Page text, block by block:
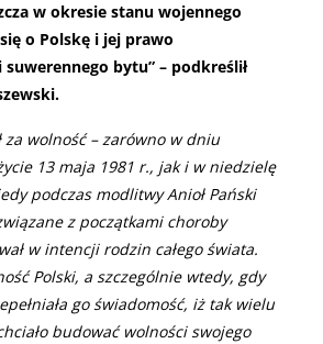
w okresie stanu wojennego
o Polskę i jej prawo
suwerennego bytu” – podkreślił
za wolność – zarówno w dniu
13 maja 1981 r., jak i w niedzielę
podczas modlitwy Anioł Pański
z początkami choroby
w intencji rodzin całego świata.
Polski, a szczególnie wtedy, gdy
go świadomość, iż tak wielu
budować wolności swojego